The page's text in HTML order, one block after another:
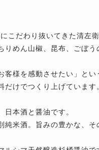
こだわり抜いてきた清左
めん山椒、昆布、ごぼう
客様を感動させたい」と
けでつくり上げています
本酒と醤油です。
純米酒。旨みの豊かな、